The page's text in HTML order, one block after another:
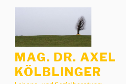
MAG. DR. AXEL
KÖLBLINGER